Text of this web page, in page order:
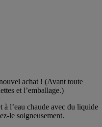
achat ! (Avant toute
et l’emballage.)
l’eau chaude avec du liquide
le soigneusement.